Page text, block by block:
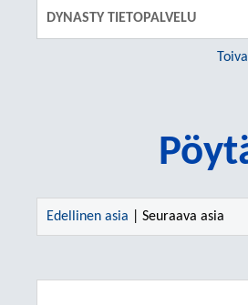
DYNASTY TIETOPALVELU
Edellinen asia | Seuraava asia